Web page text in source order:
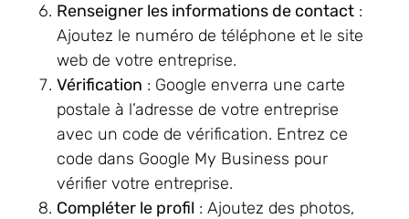
Renseigner les informations de contact :
Ajoutez le numéro de téléphone et le site
web de votre entreprise.
Vérification : Google enverra une carte
postale à l’adresse de votre entreprise
avec un code de vérification. Entrez ce
code dans Google My Business pour
vérifier votre entreprise.
Compléter le profil : Ajoutez des photos,